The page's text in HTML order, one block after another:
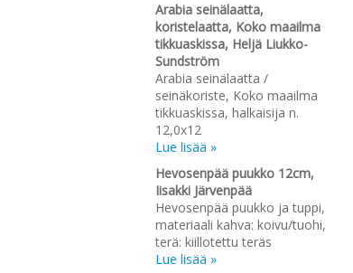
Arabia seinälaatta,
koristelaatta, Koko maailma
tikkuaskissa, Heljä Liukko-
Sundström
Arabia seinälaatta /
seinäkoriste, Koko maailma
tikkuaskissa, halkaisija n.
12,0x12
Lue lisää »
Hevosenpää puukko 12cm,
Iisakki Järvenpää
Hevosenpää puukko ja tuppi,
materiaali kahva: koivu/tuohi,
terä: kiillotettu teräs
Lue lisää »